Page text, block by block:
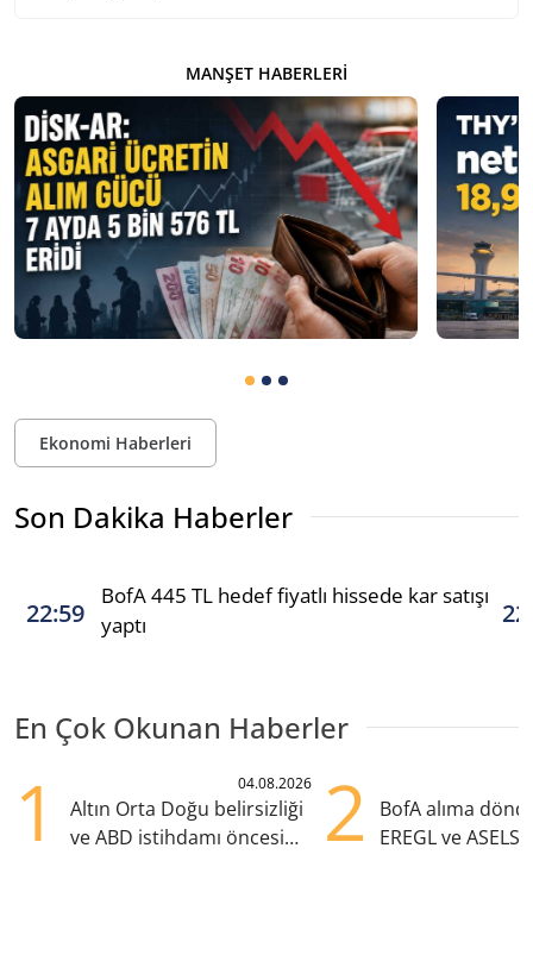
MANŞET HABERLERI
Ekonomi Haberleri
Son Dakika Haberler
22:59
BofA 445 TL hedef fiyatlı hissede kar satışı
yaptı
En Çok Okunan Haberler
1 04.08.2026
Altın Orta Doğu belirsizliği
ve ABD istihdamı öncesi
2
BofA alıma
EREGL ve ASELS